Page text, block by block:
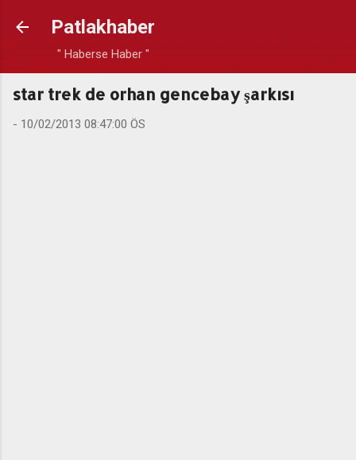
Ana içeriğe atla
Patlakhaber
" Haberse Haber "
star trek de orhan gencebay şarkısı
- 10/02/2013 08:47:00 ÖS